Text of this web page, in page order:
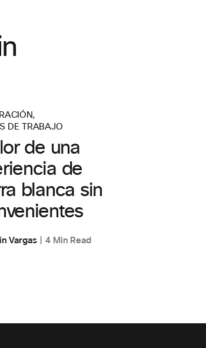
,
DE TRABAJO
de una
de
blanca sin
Vargas 4 Min Read